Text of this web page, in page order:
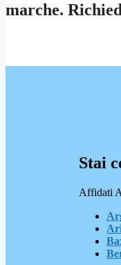
marche.
Stai
Affidati